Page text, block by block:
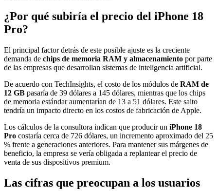
¿Por qué subiría el precio del iPhone 18
Pro?
El principal factor detrás de este posible ajuste es la creciente
demanda de chips de memoria RAM y almacenamiento por parte
de las empresas que desarrollan sistemas de inteligencia artificial.
De acuerdo con TechInsights, el costo de los módulos de RAM de
12 GB pasaría de 39 dólares a 145 dólares, mientras que los chips
de memoria estándar aumentarían de 13 a 51 dólares. Este salto
tendría un impacto directo en los costos de fabricación de Apple.
Los cálculos de la consultora indican que producir un iPhone 18
Pro costaría cerca de 726 dólares, un incremento aproximado del 25
% frente a generaciones anteriores. Para mantener sus márgenes de
beneficio, la empresa se vería obligada a replantear el precio de
venta de sus dispositivos premium.
Las cifras que preocupan a los usuarios